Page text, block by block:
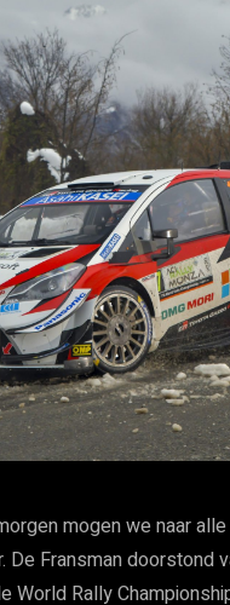
mogen we naar
Fransman doorstond
Rally